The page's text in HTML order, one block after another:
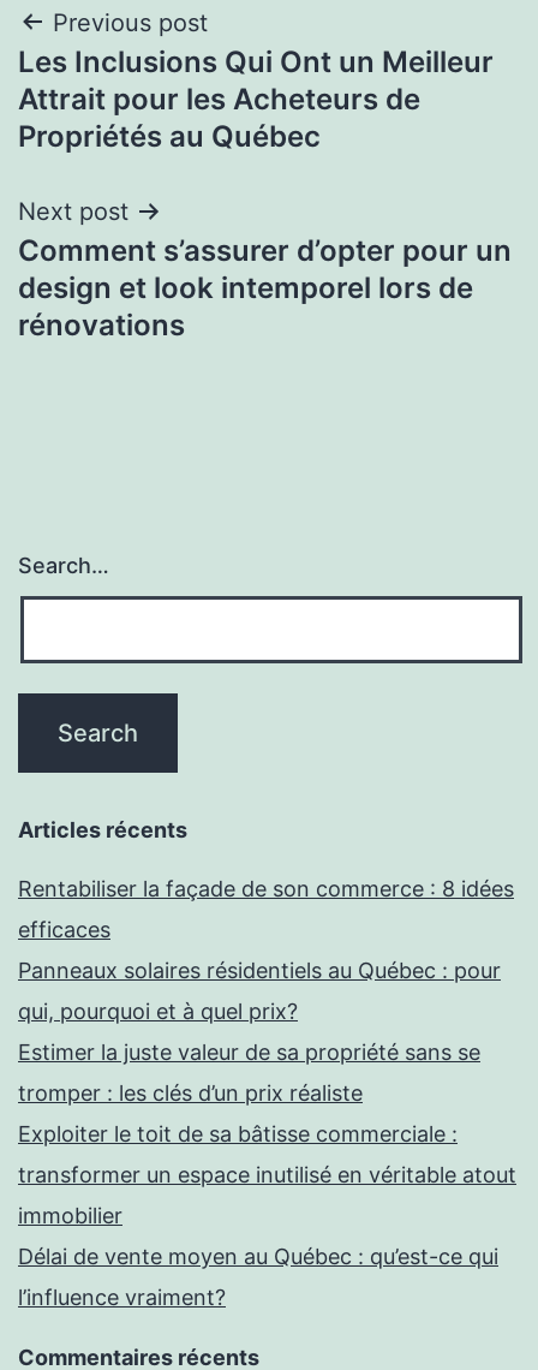
Navigation
de
l'article
Previous post
Les Inclusions Qui Ont un Meilleur
Attrait pour les Acheteurs de
Propriétés au Québec
Next post
Comment s’assurer d’opter pour un
design et look intemporel lors de
rénovations
Search…
Articles récents
Rentabiliser la façade de son commerce : 8 idées
efficaces
Panneaux solaires résidentiels au Québec : pour
qui, pourquoi et à quel prix?
Estimer la juste valeur de sa propriété sans se
tromper : les clés d’un prix réaliste
Exploiter le toit de sa bâtisse commerciale :
transformer un espace inutilisé en véritable atout
immobilier
Délai de vente moyen au Québec : qu’est-ce qui
l’influence vraiment?
Commentaires récents